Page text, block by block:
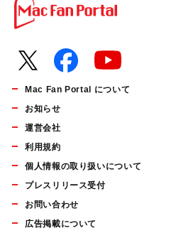
Mac Fan Portal について
お知らせ
運営会社
利用規約
個人情報の取り扱いについて
プレスリリース受付
お問い合わせ
広告掲載について